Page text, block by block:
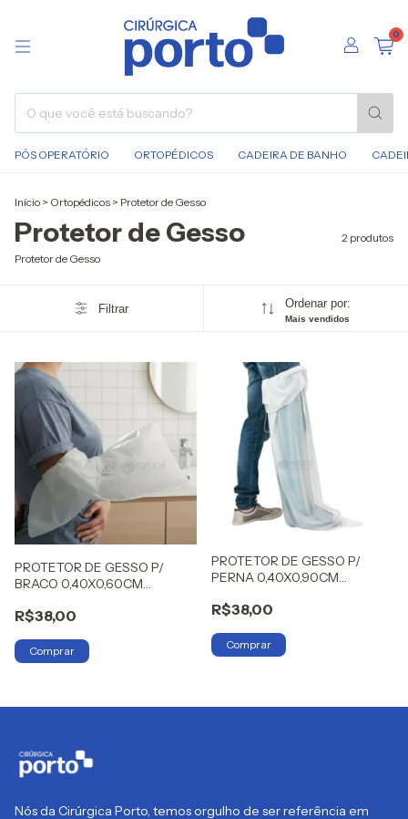
0
PÓS OPERATÓRIO ORTOPÉDICOS CADEIRA DE BANHO
Início > Ortopédicos > Protetor de Gesso
Protetor de Gesso
2 produtos
Protetor de Gesso
Filtrar Ordenar por:
Mais vendidos
PROTETOR DE GESSO P/
BRACO 0,40X0,60CM
R$38,00
PROTETOR DE GESSO P/
PERNA 0,40X0,90CM
R$38,00
Nós da Cirúrgica Porto, temos orgulho de ser referência em